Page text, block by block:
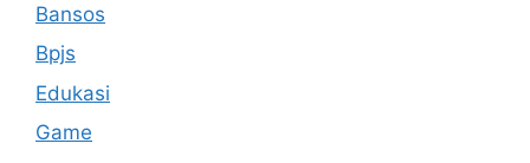
Bansos
Bpjs
Edukasi
Game